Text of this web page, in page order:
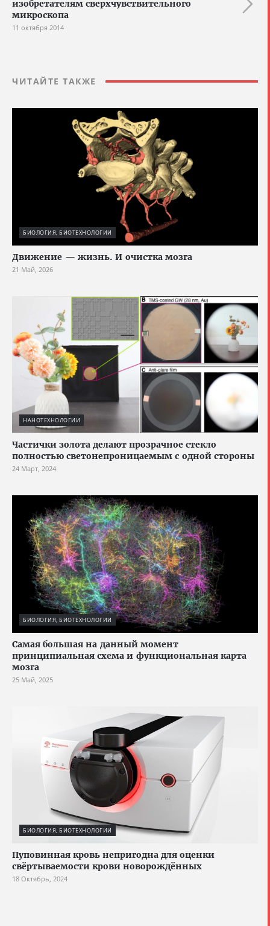
изобретателям сверхчувствительного
микроскопа
11 октября 2014
ЧИТАЙТЕ ТАКЖЕ
БИОЛОГИЯ, БИОТЕХНОЛОГИИ
Движение — жизнь. И очистка мозга
21 Май, 2026
НАНОТЕХНОЛОГИИ
Частички золота делают прозрачное стекло
полностью светонепроницаемым с одной стороны
24 Март, 2024
БИОЛОГИЯ, БИОТЕХНОЛОГИИ
Cамая большая на данный момент
принципиальная схема и функциональная карта
мозга
25 Май, 2025
БИОЛОГИЯ, БИОТЕХНОЛОГИИ
Пуповинная кровь непригодна для оценки
свёртываемости крови новорождённых
18 Октябрь, 2024